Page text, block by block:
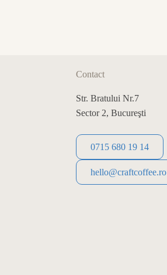
Contact
Str. Bratului Nr.7
Sector 2, Bucureşti
0715 680 19 14
hello@craftcoffee.ro